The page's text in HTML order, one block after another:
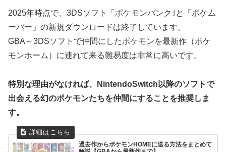
2025年時点で、3DSソフト「ポケモンバンク｣と「ポケム
ーバー」の新規ダウンロードは終了しています。
GBA～3DSソフトで仲間にしたポケモンを最新作（ポケ
モンホーム）に連れて来る難易度は非常に高いです。
特別な理由がなければ、NintendoSwitch以降のソフトで
出会える幻のポケモンたちを仲間にすることを推奨しま
す。
過去作からポケモンHOMEに送る方法をまとめて